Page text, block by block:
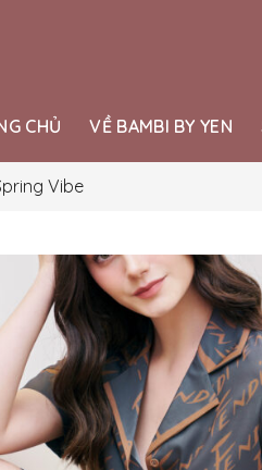
CHỦ VỀ BAMBI BY YEN
Vibe